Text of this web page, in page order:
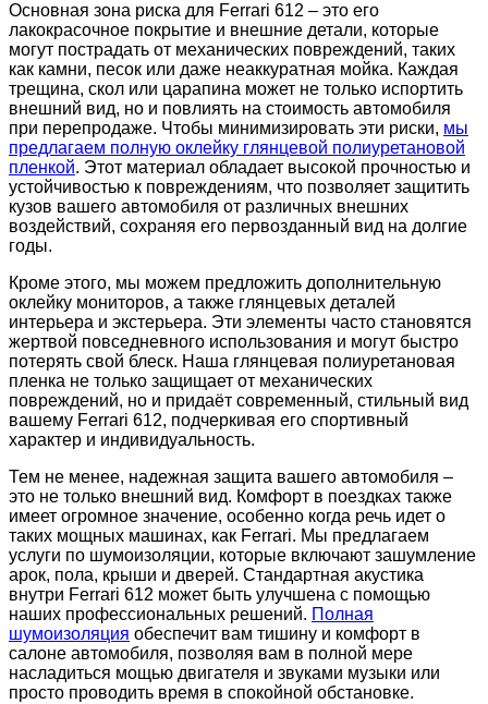
Основная зона риска для Ferrari 612 – это его
лакокрасочное покрытие и внешние детали, которые
могут пострадать от механических повреждений, таких
как камни, песок или даже неаккуратная мойка. Каждая
трещина, скол или царапина может не только испортить
внешний вид, но и повлиять на стоимость автомобиля
при перепродаже. Чтобы минимизировать эти риски, мы
предлагаем полную оклейку глянцевой полиуретановой
пленкой. Этот материал обладает высокой прочностью и
устойчивостью к повреждениям, что позволяет защитить
кузов вашего автомобиля от различных внешних
воздействий, сохраняя его первозданный вид на долгие
годы.
Кроме этого, мы можем предложить дополнительную
оклейку мониторов, а также глянцевых деталей
интерьера и экстерьера. Эти элементы часто становятся
жертвой повседневного использования и могут быстро
потерять свой блеск. Наша глянцевая полиуретановая
пленка не только защищает от механических
повреждений, но и придаёт современный, стильный вид
вашему Ferrari 612, подчеркивая его спортивный
характер и индивидуальность.
Тем не менее, надежная защита вашего автомобиля –
это не только внешний вид. Комфорт в поездках также
имеет огромное значение, особенно когда речь идет о
таких мощных машинах, как Ferrari. Мы предлагаем
услуги по шумоизоляции, которые включают зашумление
арок, пола, крыши и дверей. Стандартная акустика
внутри Ferrari 612 может быть улучшена с помощью
наших профессиональных решений. Полная
шумоизоляция обеспечит вам тишину и комфорт в
салоне автомобиля, позволяя вам в полной мере
насладиться мощью двигателя и звуками музыки или
просто проводить время в спокойной обстановке.